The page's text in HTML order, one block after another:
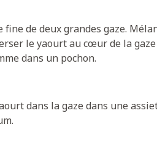
de deux grandes gaze.
le yaourt au cœur de la
dans un pochon.
dans la gaze dans une